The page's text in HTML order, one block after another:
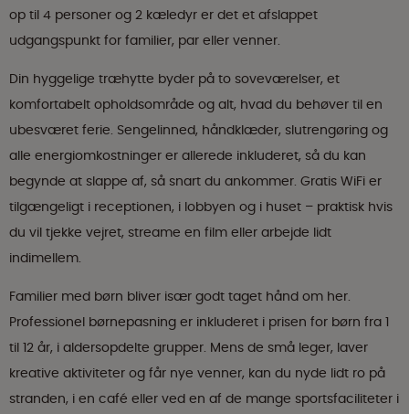
op til 4 personer og 2 kæledyr er det et afslappet
udgangspunkt for familier, par eller venner.
Din hyggelige træhytte byder på to soveværelser, et
komfortabelt opholdsområde og alt, hvad du behøver til en
ubesværet ferie. Sengelinned, håndklæder, slutrengøring og
alle energiomkostninger er allerede inkluderet, så du kan
begynde at slappe af, så snart du ankommer. Gratis WiFi er
tilgængeligt i receptionen, i lobbyen og i huset – praktisk hvis
du vil tjekke vejret, streame en film eller arbejde lidt
indimellem.
Familier med børn bliver især godt taget hånd om her.
Professionel børnepasning er inkluderet i prisen for børn fra 1
til 12 år, i aldersopdelte grupper. Mens de små leger, laver
kreative aktiviteter og får nye venner, kan du nyde lidt ro på
stranden, i en café eller ved en af de mange sportsfaciliteter i